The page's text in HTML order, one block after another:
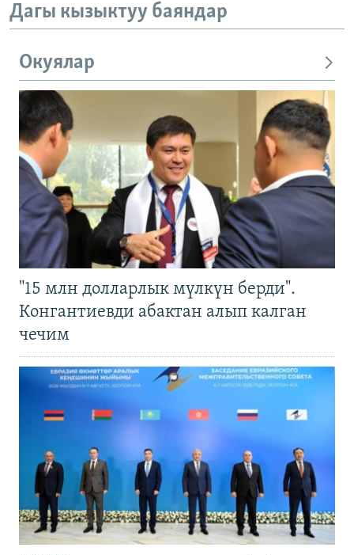
Дагы кызыктуу баяндар
Окуялар
"15 млн долларлык мүлкүн берди".
Конгантиевди абактан алып калган
чечим